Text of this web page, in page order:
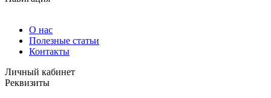
О нас
Полезные статьи
Контакты
Личный кабинет
Реквизиты